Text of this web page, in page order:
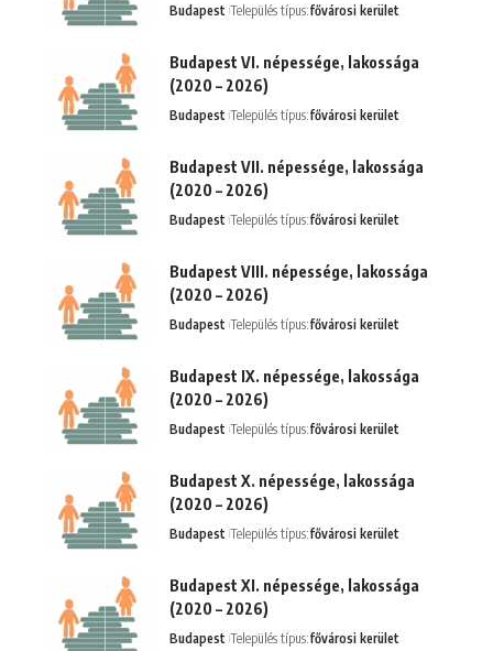
Budapest Település típus:fővárosi kerület
Budapest VI. népessége, lakossága
(2020 – 2026)
Budapest Település típus:fővárosi kerület
Budapest VII. népessége, lakossága
(2020 – 2026)
Budapest Település típus:fővárosi kerület
Budapest VIII. népessége, lakossága
(2020 – 2026)
Budapest Település típus:fővárosi kerület
Budapest IX. népessége, lakossága
(2020 – 2026)
Budapest Település típus:fővárosi kerület
Budapest X. népessége, lakossága
(2020 – 2026)
Budapest Település típus:fővárosi kerület
Budapest XI. népessége, lakossága
(2020 – 2026)
Budapest Település típus:fővárosi kerület